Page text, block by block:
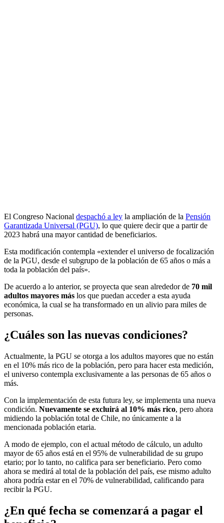
El Congreso Nacional despachó a ley la ampliación de la Pensión
Garantizada Universal (PGU), lo que quiere decir que a partir de
2023 habrá una mayor cantidad de beneficiarios.
Esta modificación contempla «extender el universo de focalización
de la PGU, desde el subgrupo de la población de 65 años o más a
toda la población del país».
De acuerdo a lo anterior, se proyecta que sean alrededor de 70 mil
adultos mayores más los que puedan acceder a esta ayuda
económica, la cual se ha transformado en un alivio para miles de
personas.
¿Cuáles son las nuevas condiciones?
Actualmente, la PGU se otorga a los adultos mayores que no están
en el 10% más rico de la población, pero para hacer esta medición,
el universo contempla exclusivamente a las personas de 65 años o
más.
Con la implementación de esta futura ley, se implementa una nueva
condición. Nuevamente se excluirá al 10% más rico, pero ahora
midiendo la población total de Chile, no únicamente a la
mencionada población etaria.
A modo de ejemplo, con el actual método de cálculo, un adulto
mayor de 65 años está en el 95% de vulnerabilidad de su grupo
etario; por lo tanto, no califica para ser beneficiario. Pero como
ahora se medirá al total de la población del país, ese mismo adulto
ahora podría estar en el 70% de vulnerabilidad, calificando para
recibir la PGU.
¿En qué fecha se comenzará a pagar el